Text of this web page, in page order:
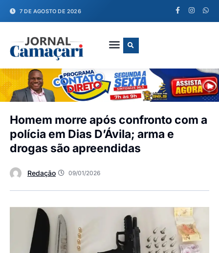
7 DE AGOSTO DE 2026
Homem morre após confronto com a
polícia em Dias D’Ávila; arma e
drogas são apreendidas
Redação 09/01/2026